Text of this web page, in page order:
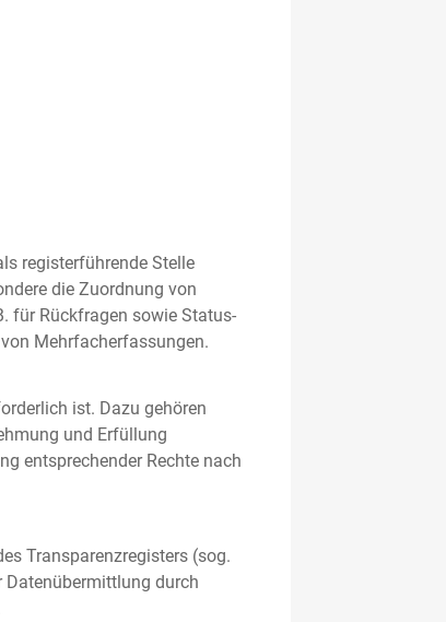
registerführende Stelle
die Zuordnung von
für Rückfragen sowie Status-
Mehrfacherfassungen.
ist. Dazu gehören
und Erfüllung
entsprechender Rechte nach
Transparenzregisters (sog.
Datenübermittlung durch